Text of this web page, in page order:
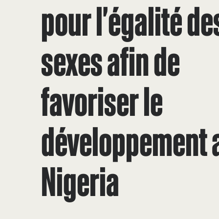
pour l'égalité
sexes afin de
favoriser le
développement
Nigeria